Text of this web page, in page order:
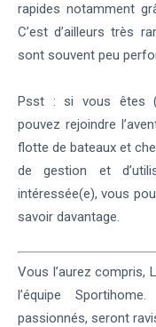
rapides notamment
C’est d’ailleurs très
sont souvent peu
Psst : si vous êtes
pouvez rejoindre
flotte de bateaux et
de gestion et
intéressée(e), vous
savoir davantage.
Vous l’aurez compris,
l’équipe
passionnés, seront